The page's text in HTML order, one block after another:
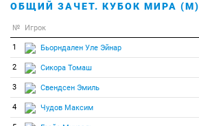
38 Брицис Илмарс
39 Жэй Венсан
40 Дефран Венсан
ОБЩИЙ ЗАЧЕТ. КУБОК МИРА (М)
№ Игрок
1 Бьорндален Уле Эйнар
2 Сикора Томаш
3 Свендсен Эмиль
4 Чудов Максим